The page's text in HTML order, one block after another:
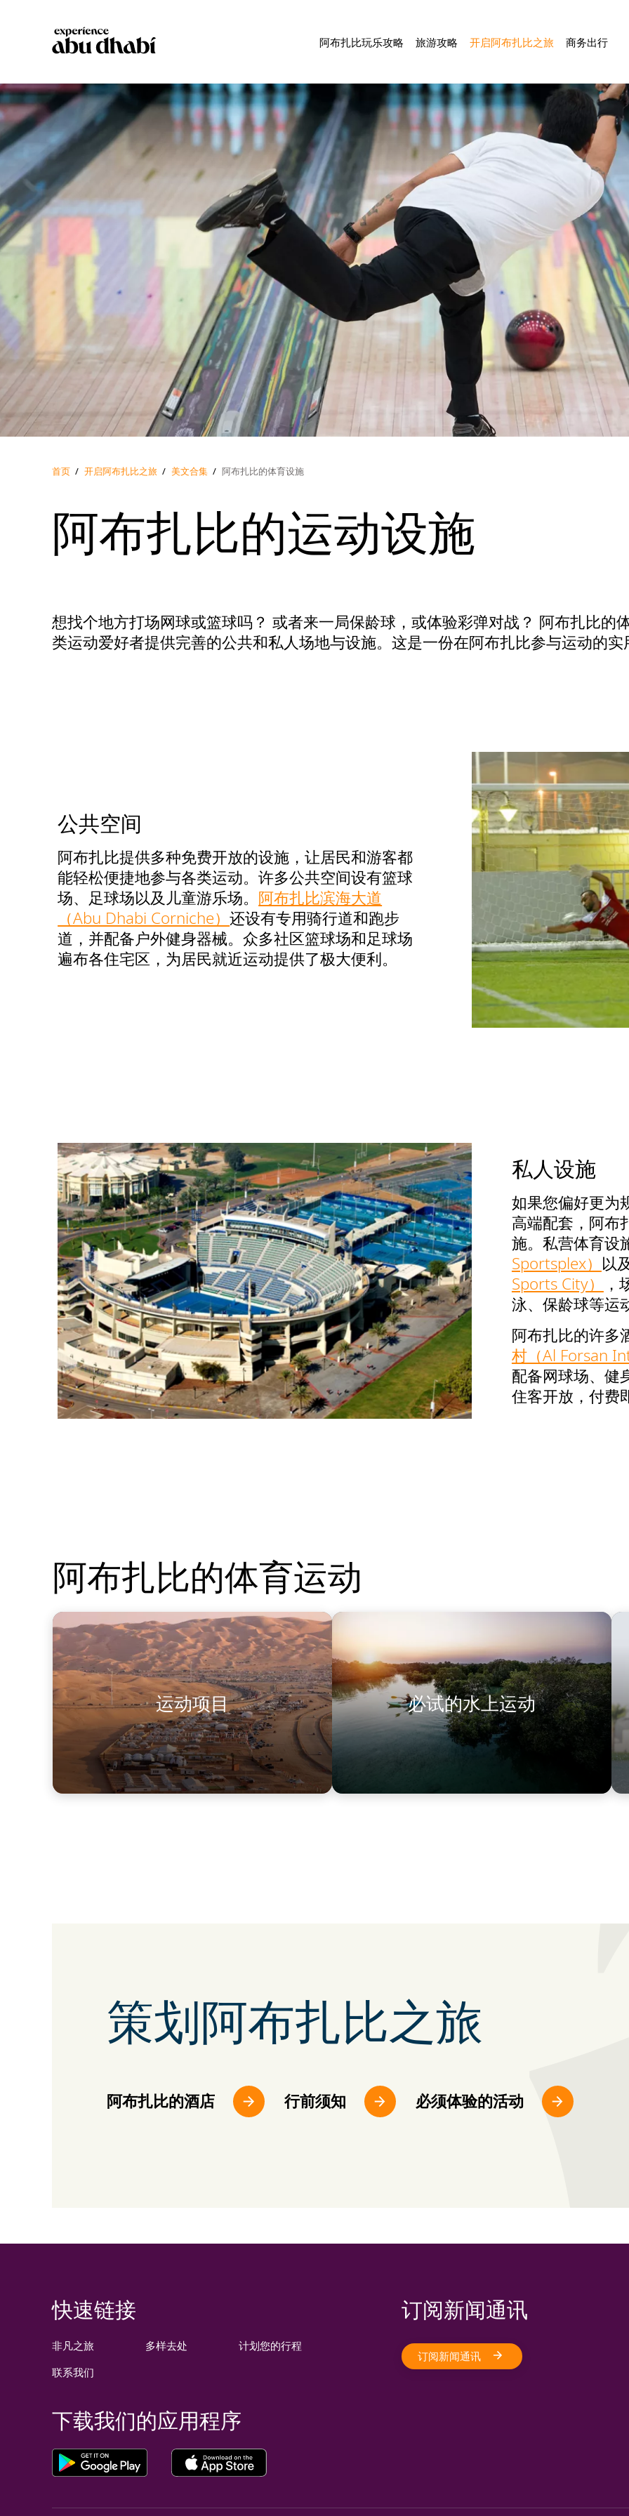
阿布扎比玩乐攻略 旅游攻略 开启阿布扎比之旅 商务出行
首页 / 开启阿布扎比之旅 / 美文合集 / 阿布扎比的体育设施
阿布扎比的运动设施
想找个地方打场网球或篮球吗？ 或者来一局保龄球，或体验彩弹对战？ 阿布扎比的
类运动爱好者提供完善的公共和私人场地与设施。这是一份在阿布扎比参与运动的实
公共空间
阿布扎比提供多种免费开放的设施，让居民和游客都
能轻松便捷地参与各类运动。许多公共空间设有篮球
场、足球场以及儿童游乐场。 阿布扎比滨海大道
（Abu Dhabi Corniche）还设有专用骑行道和跑步
道，并配备户外健身器械。众多社区篮球场和足球场
遍布各住宅区，为居民就近运动提供了极大便利。
私人设施
如果您偏好更为
高端配套，阿布
施。私营体育设
Sportsplex） 以
Sports City）
泳、保龄球等运
阿布扎比的许多
村（Al Forsan
配备网球场、健
住客开放，付费
阿布扎比的体育运动
运动项目 必试的水上运动
策划阿布扎比之旅
阿布扎比的酒店 行前须知 必须体验的活动
快速链接
非凡之旅
联系我们
多样去处 计划您的行程
订阅新闻通讯
订阅新闻通讯
下载我们的应用程序